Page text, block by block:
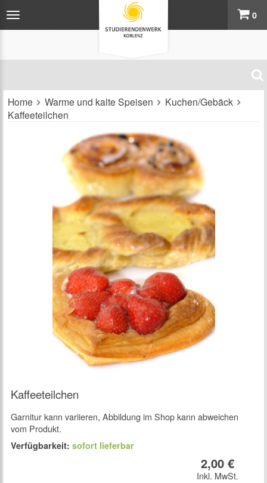
0
Home Warme und kalte Speisen
Kuchen/Gebäck
Kaffeeteilchen
Kaffeeteilchen
Garnitur kann variieren, Abbildung im Shop kann abweichen
vom Produkt.
Verfügbarkeit: sofort lieferbar
2,00 €
Inkl. MwSt.